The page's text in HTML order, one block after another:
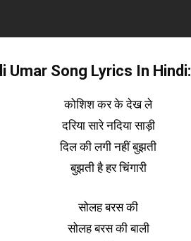
Umar Song Lyrics In Hindi:
कोशिश कर के देख ले
दरिया सारे नदिया साड़ी
दिल की लगी नहीं बुझती
बुझती है हर चिंगारी
सोलह बरस की
सोलह बरस की बाली